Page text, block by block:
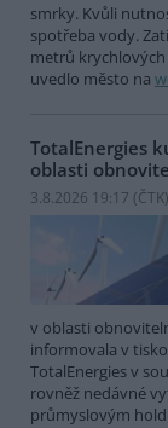
smrky. Kvůli
spotřeba vody.
metrů
uvedlo město na
TotalEnergies
oblasti
3.8.2026 19:17 (ČTK)
v oblasti
informovala v
TotalEnergies v
rovněž nedávné
průmyslovým